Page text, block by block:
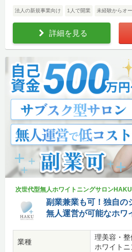
法人の新規事業向け 1人で開業 未経験からオ
詳細を見る
次世代型無人ホワイトニングサロンHAKU
副業兼業も可！独自の
無人運営が可能なホワ
業種
理美容・整
ホワイト